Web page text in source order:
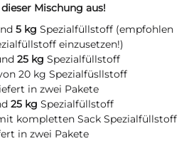
Mischung aus!
5 kg Spezialfüllstoff (empfohlen
einzusetzen!)
25 kg Spezialfüllstoff
20 kg Spezialfüsllstoff
in zwei Pakete
25 kg Spezialfüllstoff
kompletten Sack Spezialfüllstoff
in zwei Pakete